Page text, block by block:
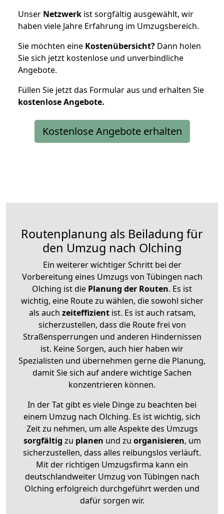
Unser Netzwerk ist sorgfältig ausgewählt, wir
haben viele Jahre Erfahrung im Umzugsbereich.
Sie möchten eine Kostenübersicht? Dann holen
Sie sich jetzt kostenlose und unverbindliche
Angebote.
Füllen Sie jetzt das Formular aus und erhalten Sie
kostenloseAngebote.
Kostenlose Angebote erhalten
Routenplanung als Beiladung für
den Umzug nach Olching
Ein weiterer wichtiger Schritt bei der
Vorbereitung eines Umzugs von Tübingen nach
Olching ist die Planung der Routen. Es ist
wichtig, eine Route zu wählen, die sowohl sicher
als auch zeiteffizientist. Es ist auch ratsam,
sicherzustellen, dass die Route frei von
Straßensperrungen und anderen Hindernissen
ist. Keine Sorgen, auch hier haben wir
Spezialisten und übernehmen gerne die Planung,
damit Sie sich auf andere wichtige Sachen
konzentrieren können.
In der Tat gibt es viele Dinge zu beachten bei
einem Umzug nach Olching. Es ist wichtig, sich
Zeit zu nehmen, um alle Aspekte des Umzugs
sorgfältig zu planen und zu organisieren, um
sicherzustellen, dass alles reibungslos verläuft.
Mit der richtigen Umzugsfirma kann ein
deutschlandweiter Umzug von Tübingen nach
Olching erfolgreich durchgeführt werden und
dafür sorgen wir.